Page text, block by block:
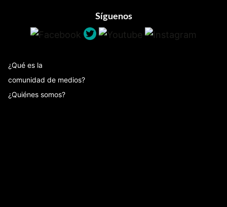
Síguenos
¿Qué es la
comunidad de medios?
¿Quiénes somos?